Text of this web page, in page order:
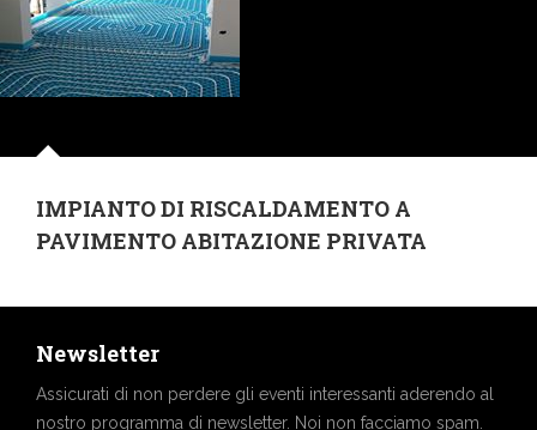
IMPIANTO DI RISCALDAMENTO A
PAVIMENTO ABITAZIONE PRIVATA
Newsletter
Assicurati di non perdere gli eventi interessanti aderendo al
nostro programma di newsletter. Noi non facciamo spam.